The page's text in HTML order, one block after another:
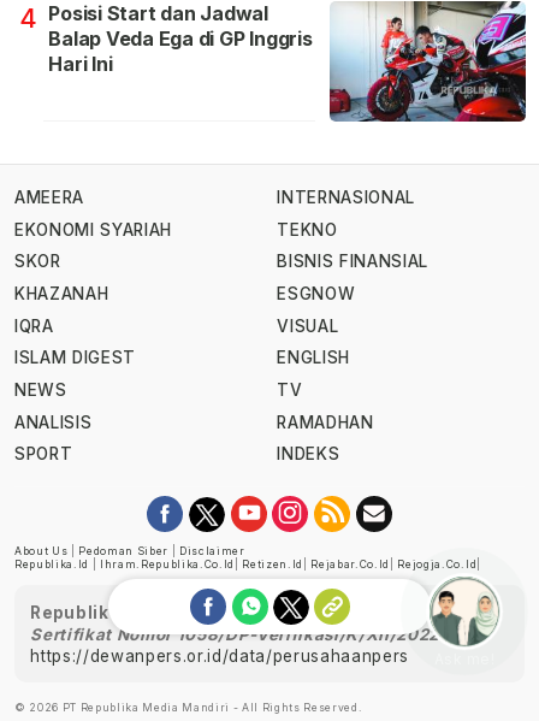
4 Posisi Start dan Jadwal
Balap Veda Ega di GP Inggris
Hari Ini
AMEERA
EKONOMI SYARIAH
SKOR
KHAZANAH
IQRA
ISLAM DIGEST
NEWS
ANALISIS
SPORT
INTERNASIONAL
TEKNO
BISNIS FINANSIAL
ESGNOW
VISUAL
ENGLISH
TV
RAMADHAN
INDEKS
About Us Pedoman Siber
Disclaimer
Republika.id
Ihram.republika.co.id Retizen.id Rejabar.co.id Rejogja.co.id
Republika telah diverifikasi oleh Dewan Pers
Sertifikat Nomor 1058/DP-Verifikasi/K/XII/2022
https://dewanpers.or.id/data/perusahaanpers
© 2026 PT Republika Media Mandiri - All Rights Reserved.